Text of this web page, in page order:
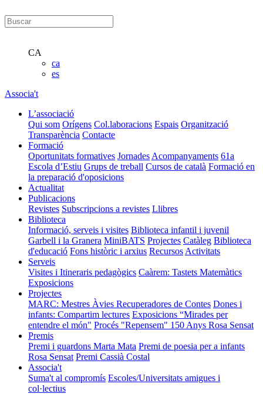
CA
ca
es
Associa't
L’associació
Qui som Orígens Col.laboracions Espais Organització
Transparència Contacte
Formació
Oportunitats formatives Jornades Acompanyaments 61a
Escola d’Estiu Grups de treball Cursos de català Formació en
la preparació d'oposicions
Actualitat
Publicacions
Revistes Subscripcions a revistes Llibres
Biblioteca
Informació, serveis i visites Biblioteca infantil i juvenil
Garbell i la Granera MiniBATS Projectes Catàleg Biblioteca
d'educació Fons històric i arxius Recursos Activitats
Serveis
Visites i Itineraris pedagògics Caàrem: Tastets Matemàtics
Exposicions
Projectes
MARC: Mestres Àvies Recuperadores de Contes Dones i
infants: Compartim lectures Exposicions “Mirades per
entendre el món" Procés "Repensem" 150 Anys Rosa Sensat
Premis
Premi i guardons Marta Mata Premi de poesia per a infants
Rosa Sensat Premi Cassià Costal
Associa't
Suma't al compromís Escoles/Universitats amigues i
col·lectius